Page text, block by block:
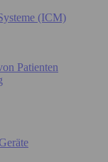
(ICM)
Patienten